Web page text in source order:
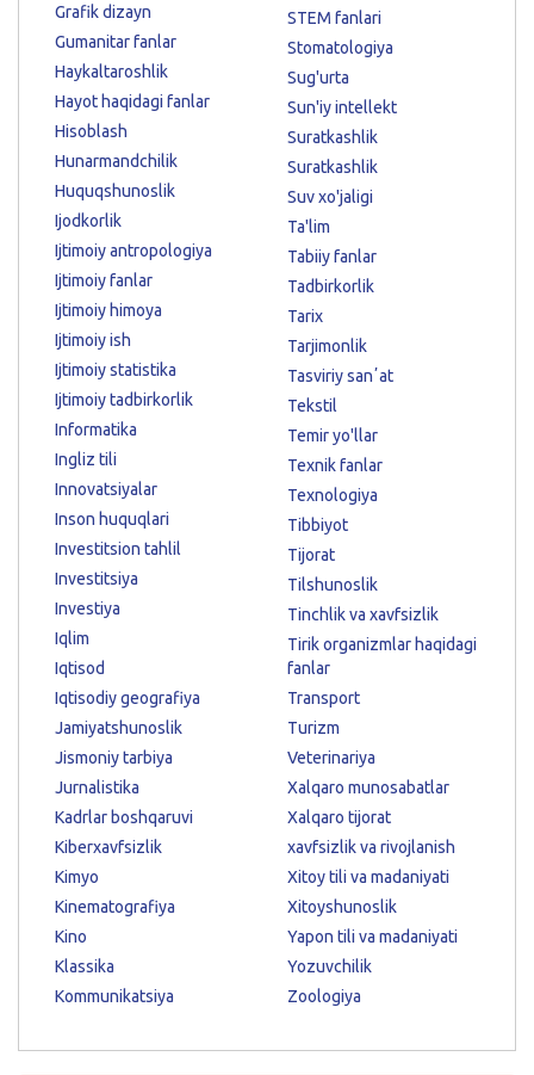
Grafik dizayn
Gumanitar fanlar
Haykaltaroshlik
Hayot haqidagi fanlar
Hisoblash
Hunarmandchilik
Huquqshunoslik
Ijodkorlik
Ijtimoiy antropologiya
Ijtimoiy fanlar
Ijtimoiy himoya
Ijtimoiy ish
Ijtimoiy statistika
Ijtimoiy tadbirkorlik
Informatika
Ingliz tili
Innovatsiyalar
Inson huquqlari
Investitsion tahlil
Investitsiya
Investiya
Iqlim
Iqtisod
Iqtisodiy geografiya
Jamiyatshunoslik
Jismoniy tarbiya
Jurnalistika
Kadrlar boshqaruvi
Kiberxavfsizlik
Kimyo
Kinematografiya
Kino
Klassika
Kommunikatsiya
STEM fanlari
Stomatologiya
Sug'urta
Sun'iy intellekt
Suratkashlik
Suratkashlik
Suv xo'jaligi
Ta'lim
Tabiiy fanlar
Tadbirkorlik
Tarix
Tarjimonlik
Tasviriy sanʼat
Tekstil
Temir yo'llar
Texnik fanlar
Texnologiya
Tibbiyot
Tijorat
Tilshunoslik
Tinchlik va xavfsizlik
Tirik organizmlar haqidagi
fanlar
Transport
Turizm
Veterinariya
Xalqaro munosabatlar
Xalqaro tijorat
xavfsizlik va rivojlanish
Xitoy tili va madaniyati
Xitoyshunoslik
Yapon tili va madaniyati
Yozuvchilik
Zoologiya